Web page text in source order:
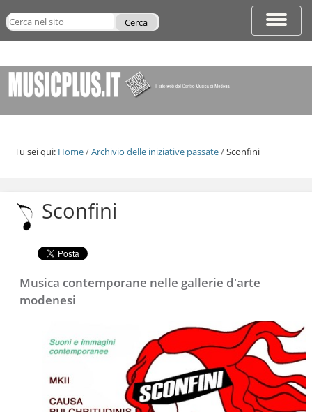
ai
contenuti.
|
alla
navigazione
Espandi
di
Tu sei qui: Home/Archivio delle iniziative passate/Sconfini
Salta
navigazione
Cerca nel sito
Sconfini
Musica contemporane nelle gallerie d'arte
modenesi